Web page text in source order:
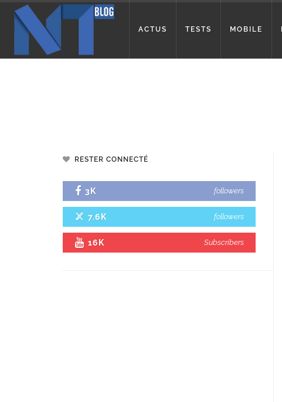
ACTUS TESTS MOBILE
RESTER CONNECTÉ
3K followers
7.6K followers
16K Subscribers